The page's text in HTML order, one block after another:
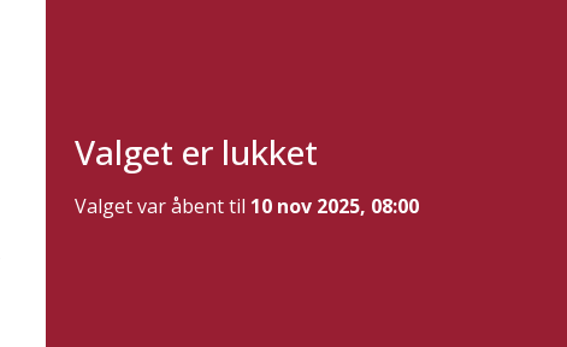
Valget er lukket
Valget var åbent til 10 nov 2025, 08:00